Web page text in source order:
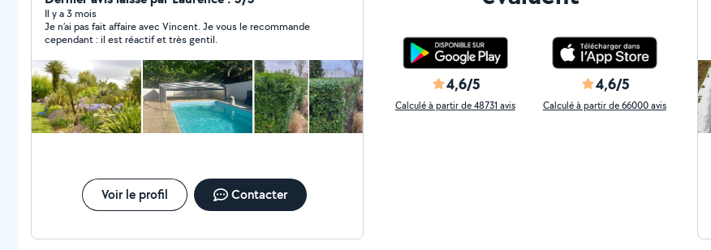
parfaitement possible vos projets. Les tâches que je
puisse réaliser sont : -Tonte -ramassage de feuilles -
petit élagage -Taille de haie -Petite création ( création
d'un massif, semer un gazon , plantation.. ) -Nettoyage
de terrasse - Je serais ravi d'échanger avec vous au
sujet de votre jardin.
Il y a 3 mois
Je n’ai pas fait affaire avec Vincent. Je vous le recommande
cependant : il est réactif et très gentil.
Voir le profil Contacter
4,6/5
Calculé à partir de 48731 avis
4,6/5
Calculé à partir de 66000 avis